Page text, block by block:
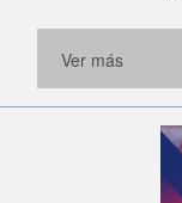
Ver más